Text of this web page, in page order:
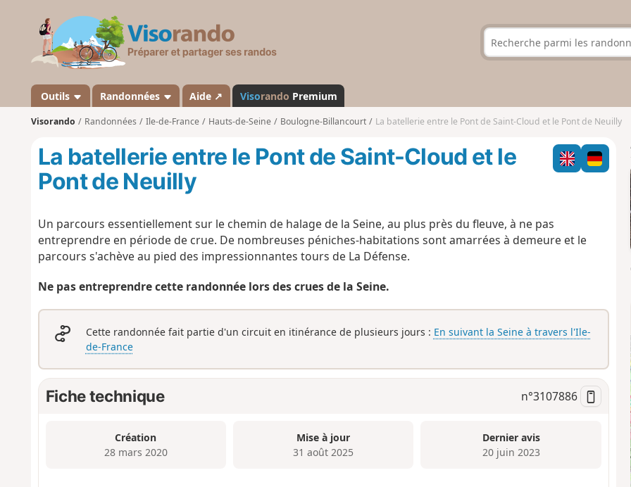
s
a
n
d
Outils Randonnées Aide ↗ Visorando Premium
Visorando Randonnées Ile-de-France Hauts-de-Seine Boulogne-Billancourt La batellerie entre le Pont de Saint-Cloud et le Pont de Neuilly
La batellerie entre le Pont de Saint-Cloud et le
Pont de Neuilly
Un parcours essentiellement sur le chemin de halage de la Seine, au plus près du fleuve, à ne pas
entreprendre en période de crue. De nombreuses péniches-habitations sont amarrées à demeure et le
parcours s'achève au pied des impressionnantes tours de La Défense.
Ne pas entreprendre cette randonnée lors des crues de la Seine.
Cette randonnée fait partie d'un circuit en itinérance de plusieurs jours : En suivant la Seine à travers l'Ile-
de-France
Fiche technique n°3107886
Création
28 mars 2020
Mise à jour
31 août 2025
Dernier avis
20 juin 2023